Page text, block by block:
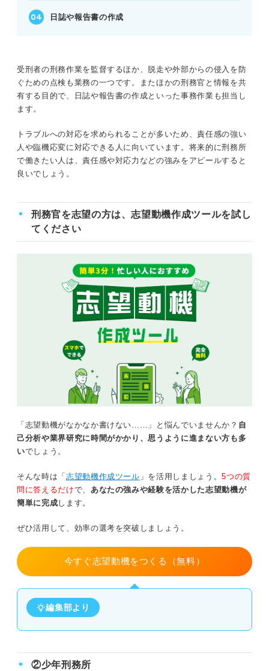
日誌や報告書の作成
受刑者の刑務作業を監督するほか、脱走や外部からの侵入を防
ぐための点検も業務の一つです。またほかの刑務官と情報を共
有する目的で、日誌や報告書の作成といった事務作業も担当し
ます。
トラブルへの対応を求められることが多いため、責任感の強い
人や臨機応変に対応できる人に向いています。将来的に刑務所
で働きたい人は、責任感や対応力などの強みをアピールすると
良いでしょう。
刑務官を志望の方は、志望動機作成ツールを試し
てください
「志望動機がなかなか書けない……」と悩んでいませんか？ 自
己分析や業界研究に時間がかかり、思うように進まない方も多
いでしょう。
そんな時は「 志望動機作成ツール 」を活用しましょう。5つの質
問に答えるだけで、 あなたの強みや経験を活かした志望動機が
簡単に完成します。
ぜひ活用して、効率の選考を突破しましょう。
今すぐ志望動機をつくる（無料）
編集部より
②少年刑務所